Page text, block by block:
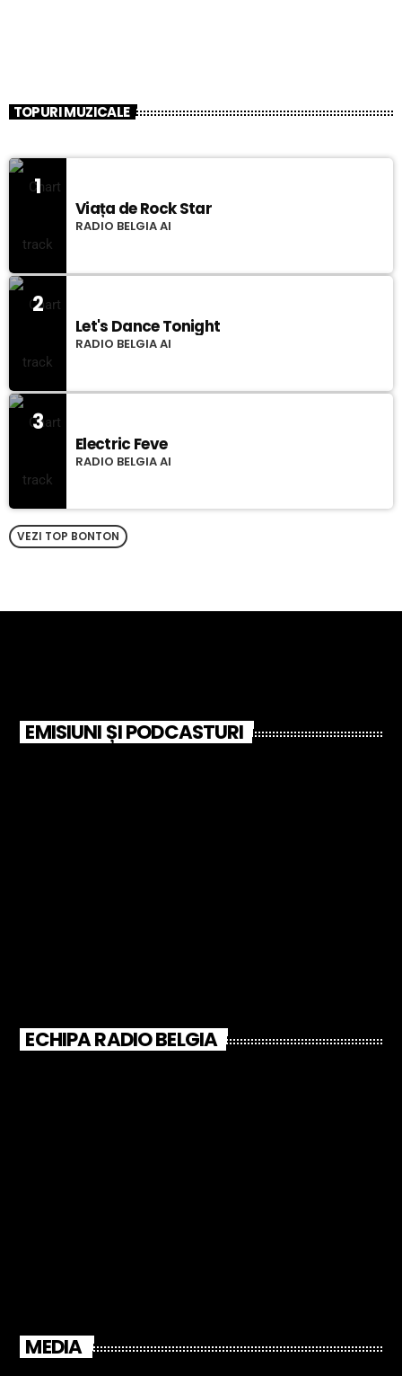
TOPURI MUZICALE
1
Viața de Rock Star
RADIO BELGIA AI
2
Let's Dance Tonight
RADIO BELGIA AI
3
Electric Feve
RADIO BELGIA AI
VEZI TOP BONTON
EMISIUNI ȘI PODCASTURI
ECHIPA RADIO BELGIA
MEDIA